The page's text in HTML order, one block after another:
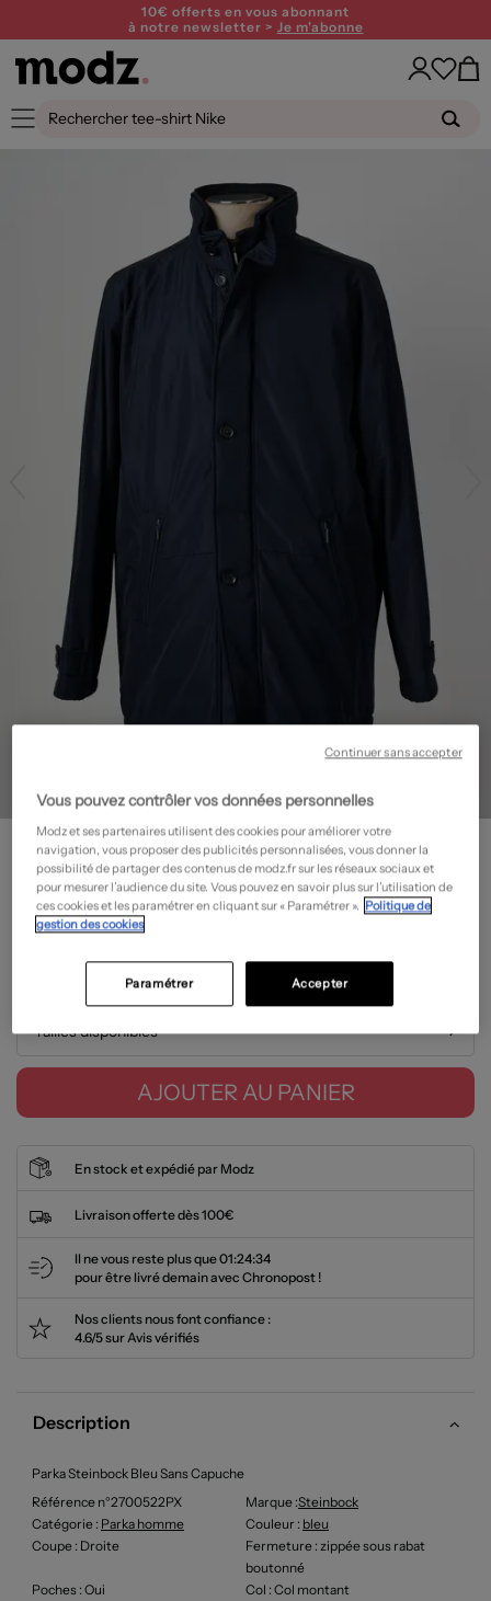
10€ offerts en vous abonnant
à notre newsletter > Je m'abonne
STEINBOCK
Parka - Manches longues - Outlet
199,50€
Prix boutique : 399,00€
Guide des tailles
Tailles disponibles
AJOUTER AU PANIER
En stock et expédié par Modz
Livraison offerte dès 100€
Il ne vous reste plus que01:24:34
pour être livré demain avec Chronopost !
Nos clients nous font confiance :
4.6/5 sur Avis vérifiés
Description
Parka Steinbock Bleu Sans Capuche
Référence n°2700522PX
Marque :Steinbock
Catégorie : Parka homme Couleur : bleu
Coupe : Droite Fermeture : zippée sous rabat
boutonné
Poches : Oui Col : Col montant
Vous pouvez contrôler vos données personnelles
Modz et ses partenaires utilisent des cookies pour améliorer votre
navigation, vous proposer des publicités personnalisées, vous donner la
possibilité de partager des contenus de modz.fr sur les réseaux sociaux et
pour mesurer l’audience du site. Vous pouvez en savoir plus sur l’utilisation de
ces cookies et les paramétrer en cliquant sur « Paramétrer ». Politique de
gestion des cookies
Accepter
Paramétrer
Continuer sans accepter